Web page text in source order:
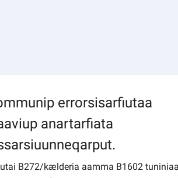
errorsisarfiutaa
anartarfiata
B272/kælderia aamma B1602